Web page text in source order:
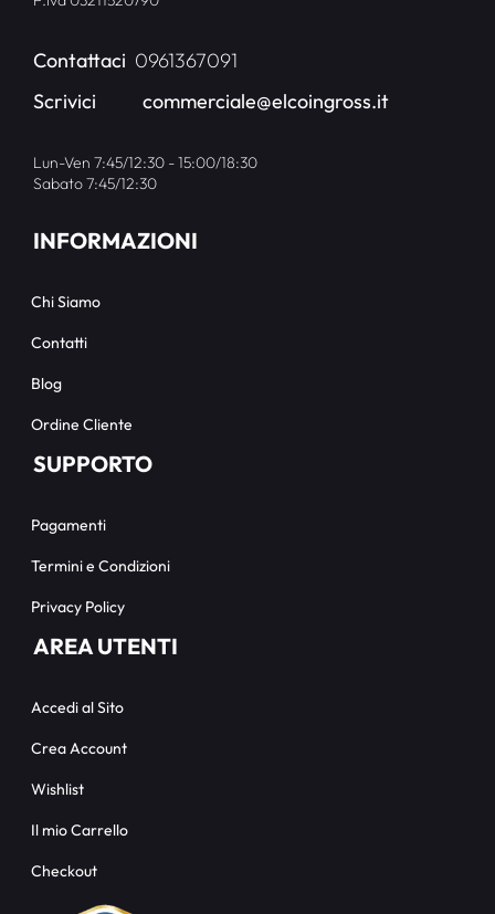
Contattaci 0961367091
Scrivici
commerciale@elcoingross.it
Lun-Ven 7:45/12:30 - 15:00/18:30
Sabato 7:45/12:30
INFORMAZIONI
Chi Siamo
Contatti
Blog
Ordine Cliente
SUPPORTO
Pagamenti
Termini e Condizioni
Privacy Policy
AREA UTENTI
Accedi al Sito
Crea Account
Wishlist
Il mio Carrello
Checkout